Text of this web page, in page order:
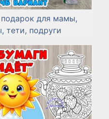
для мамы,
тети, подруги